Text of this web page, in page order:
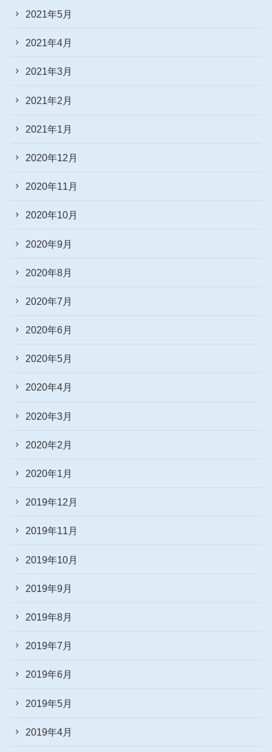
2021年5月
2021年4月
2021年3月
2021年2月
2021年1月
2020年12月
2020年11月
2020年10月
2020年9月
2020年8月
2020年7月
2020年6月
2020年5月
2020年4月
2020年3月
2020年2月
2020年1月
2019年12月
2019年11月
2019年10月
2019年9月
2019年8月
2019年7月
2019年6月
2019年5月
2019年4月